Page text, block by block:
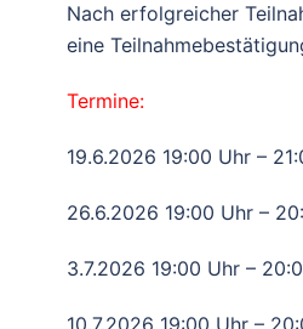
Nach erfolgreicher
eine
Termine:
19.6.2026 19:00 Uhr –
26.6.2026 19:00 Uhr –
3.7.2026 19:00 Uhr –
10.7.2026 19:00 Uhr –